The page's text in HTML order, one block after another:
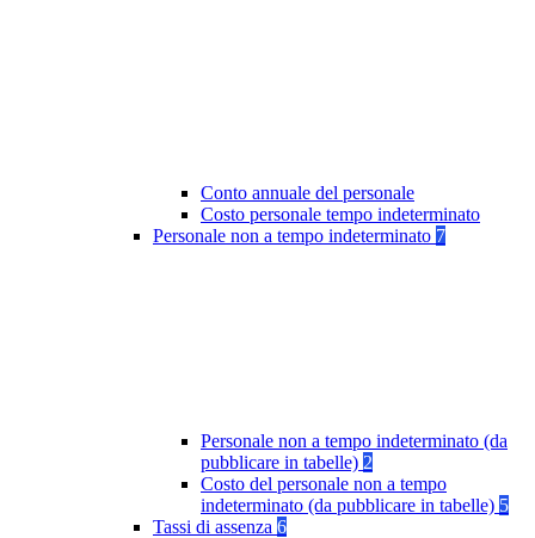
Conto annuale del personale
Costo personale tempo indeterminato
Personale non a tempo indeterminato 7
Personale non a tempo indeterminato (da
pubblicare in tabelle) 2
Costo del personale non a tempo
indeterminato (da pubblicare in tabelle) 5
Tassi di assenza 6